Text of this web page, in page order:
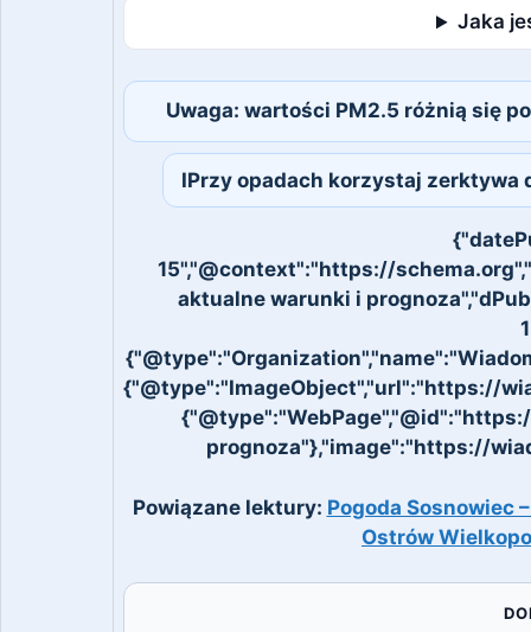
Jaka
Uwaga: wartości PM2.5 różnią się
IPrzy opadach korzystaj zerktywa
15","@context":"https://
aktualne warunki i
{"@type":"ImageObject","url":"https://
prognoza"},"image":"https://
Powiązane lektury: Pogoda Sosnowiec
Ostrów